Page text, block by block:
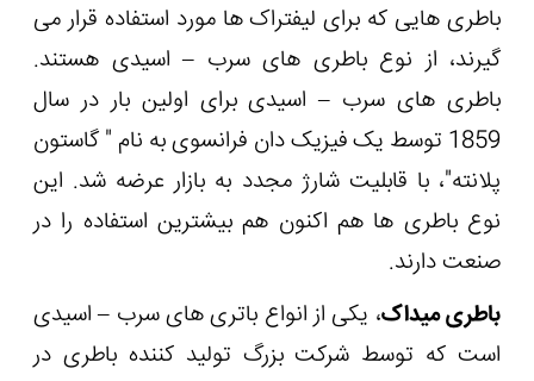
باطری هایی که برای لیفتراک ها مورد استفاده قرار می
گیرند، از نوع باطری های سرب – اسیدی هستند.
باطری های سرب – اسیدی برای اولین بار در سال
1859 توسط یک فیزیک دان فرانسوی به نام " گاستون
پلانته"، با قابلیت شارژ مجدد به بازار عرضه شد. این
نوع باطری ها هم اکنون هم بیشترین استفاده را در
صنعت دارند.
باطری میداک، یکی از انواع باتری های سرب – اسیدی
است که توسط شرکت بزرگ تولید کننده باطری در